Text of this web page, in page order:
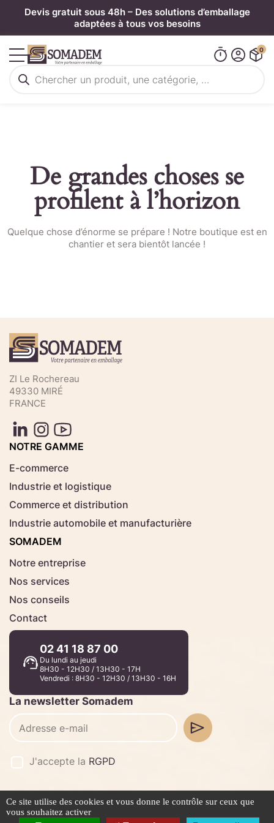
Devis gratuit sous 48h – Des solutions d’emballage
adaptées à tous vos besoins
de
0
De grandes choses se
profilent à l’horizon
Quelque chose d’énorme se prépare ! Notre boutique est en
chantier et sera bientôt lancée !
commande rapide
Aucun fichier
Télécharger
ZI Le Rochereau
49330 MIRÉ
FRANCE
NOTRE GAMME
E-commerce
Industrie et logistique
Commerce et distribution
Industrie automobile et manufacturière
SOMADEM
Notre entreprise
Nos services
Nos conseils
Contact
02 41 18 87 00
Du lundi au jeudi
8H30 - 12H30 / 13H30 - 17H
Vendredi : 8H30 - 12H30 / 13H30 - 16H
La newsletter Somadem
J'accepte la RGPD
©2026 -Stafe.fr
Mentions légales
Politique de confidentialité
Panneau de gestion des cookies
Ce site utilise des cookies et vous donne le contrôle sur ceux que
vous souhaitez activer